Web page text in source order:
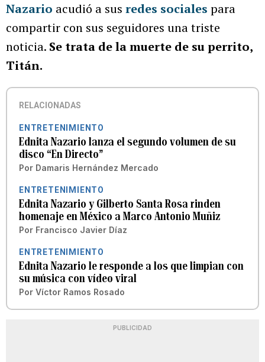
Nazario acudió a sus redes sociales para
compartir con sus seguidores una triste
noticia. Se trata de la muerte de su perrito,
Titán.
RELACIONADAS
ENTRETENIMIENTO
Ednita Nazario lanza el segundo volumen de su
disco “En Directo”
Por Damaris Hernández Mercado
ENTRETENIMIENTO
Ednita Nazario y Gilberto Santa Rosa rinden
homenaje en México a Marco Antonio Muñiz
Por Francisco Javier Díaz
ENTRETENIMIENTO
Ednita Nazario le responde a los que limpian con
su música con vídeo viral
Por Víctor Ramos Rosado
PUBLICIDAD